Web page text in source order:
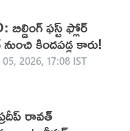
బిల్డింగ్ ఫస్ట్ ఫ్లోర్
కిందపడ్డ కారు!
2026, 17:08 IST
రావత్